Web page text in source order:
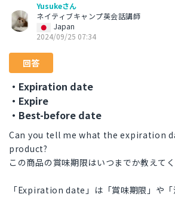
Yusukeさん
ネイティブキャンプ英会話講師
Japan
2024/09/25 07:34
回答
・Expiration date
・Expire
・Best-before date
Can you tell me what the expiration
product?
この商品の賞味期限はいつまでか教えて
「Expiration date」は「賞味期限」や「